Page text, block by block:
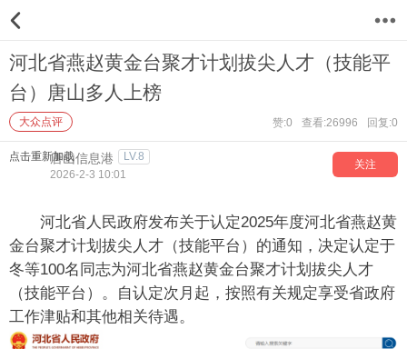
河北省燕赵黄金台聚才计划拔尖人才（技能平
台）唐山多人上榜
大众点评 赞:0 查看:26996 回复:0
点击重新加载唐山信息港 LV.8
关注
2026-2-3 10:01
河北省人民政府发布关于认定2025年度河北省燕赵黄
金台聚才计划拔尖人才（技能平台）的通知，决定认定于
冬等100名同志为河北省燕赵黄金台聚才计划拔尖人才
（技能平台）。自认定次月起，按照有关规定享受省政府
工作津贴和其他相关待遇。